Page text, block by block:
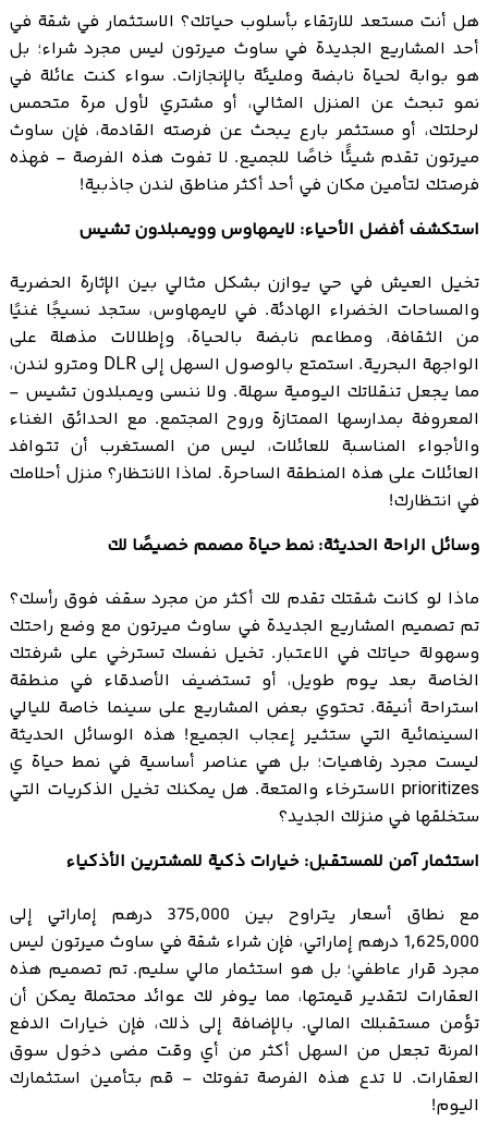
هل أنت مستعد للارتقاء بأسلوب حياتك؟ الاستثمار في شقة في
أحد المشاريع الجديدة في ساوث ميرتون ليس مجرد شراء؛ بل
هو بوابة لحياة نابضة ومليئة بالإنجازات. سواء كنت عائلة في
نمو تبحث عن المنزل المثالي، أو مشتري لأول مرة متحمس
لرحلتك، أو مستثمر بارع يبحث عن فرصته القادمة، فإن ساوث
ميرتون تقدم شيئًا خاصًا للجميع. لا تفوت هذه الفرصة - فهذه
فرصتك لتأمين مكان في أحد أكثر مناطق لندن جاذبية!
استكشف أفضل الأحياء: لايمهاوس وويمبلدون تشيس
تخيل العيش في حي يوازن بشكل مثالي بين الإثارة الحضرية
والمساحات الخضراء الهادئة. في لايمهاوس، ستجد نسيجًا غنيًا
من الثقافة، ومطاعم نابضة بالحياة، وإطلالات مذهلة على
الواجهة البحرية. استمتع بالوصول السهل إلى DLR ومترو لندن،
مما يجعل تنقلاتك اليومية سهلة. ولا ننسى ويمبلدون تشيس -
المعروفة بمدارسها الممتازة وروح المجتمع. مع الحدائق الغناء
والأجواء المناسبة للعائلات، ليس من المستغرب أن تتوافد
العائلات على هذه المنطقة الساحرة. لماذا الانتظار؟ منزل أحلامك
في انتظارك!
وسائل الراحة الحديثة: نمط حياة مصمم خصيصًا لك
ماذا لو كانت شقتك تقدم لك أكثر من مجرد سقف فوق رأسك؟
تم تصميم المشاريع الجديدة في ساوث ميرتون مع وضع راحتك
وسهولة حياتك في الاعتبار. تخيل نفسك تسترخي على شرفتك
الخاصة بعد يوم طويل، أو تستضيف الأصدقاء في منطقة
استراحة أنيقة. تحتوي بعض المشاريع على سينما خاصة لليالي
السينمائية التي ستثير إعجاب الجميع! هذه الوسائل الحديثة
ليست مجرد رفاهيات؛ بل هي عناصر أساسية في نمط حياة ي
prioritizes الاسترخاء والمتعة. هل يمكنك تخيل الذكريات التي
ستخلقها في منزلك الجديد؟
استثمار آمن للمستقبل: خيارات ذكية للمشترين الأذكياء
مع نطاق أسعار يتراوح بين 375,000 درهم إماراتي إلى
1,625,000 درهم إماراتي، فإن شراء شقة في ساوث ميرتون ليس
مجرد قرار عاطفي؛ بل هو استثمار مالي سليم. تم تصميم هذه
العقارات لتقدير قيمتها، مما يوفر لك عوائد محتملة يمكن أن
تؤمن مستقبلك المالي. بالإضافة إلى ذلك، فإن خيارات الدفع
المرنة تجعل من السهل أكثر من أي وقت مضى دخول سوق
العقارات. لا تدع هذه الفرصة تفوتك - قم بتأمين استثمارك
اليوم!